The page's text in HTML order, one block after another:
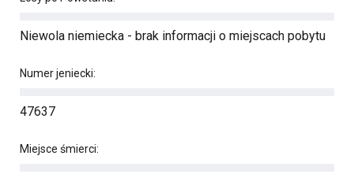
Niewola niemiecka - brak informacji o miejscach pobytu
Numer jeniecki:
47637
Miejsce śmierci: